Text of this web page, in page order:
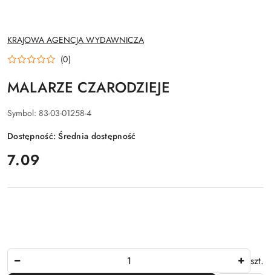
NAZWA
PRODUCENTA:
KRAJOWA AGENCJA WYDAWNICZA
(0)
MALARZE CZARODZIEJE
Symbol: 83-03-01258-4
Dostępność:Średnia dostępność
cena:
7.09
szt.